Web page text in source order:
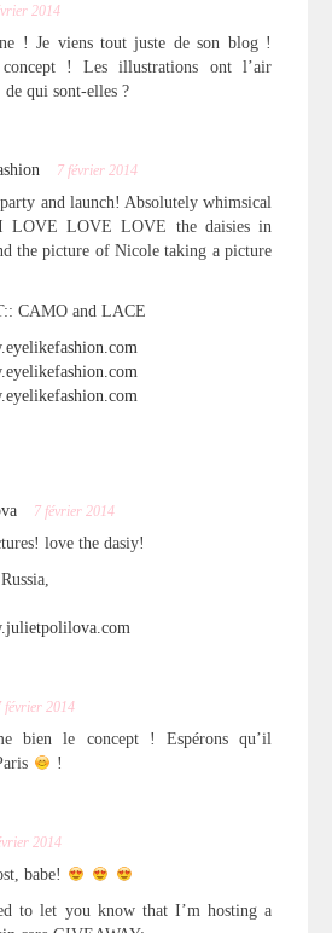
2014
! Je viens tout juste de son blog !
concept ! Les illustrations ont l’air
qui sont-elles ?
7 février 2014
and launch! Absolutely whimsical
LOVE LOVE LOVE the daisies in
the picture of Nicole taking a picture
CAMO and LACE
7 février 2014
love the dasiy!
février 2014
bien le concept ! Espérons qu’il
!
2014
babe!
to let you know that I’m hosting a